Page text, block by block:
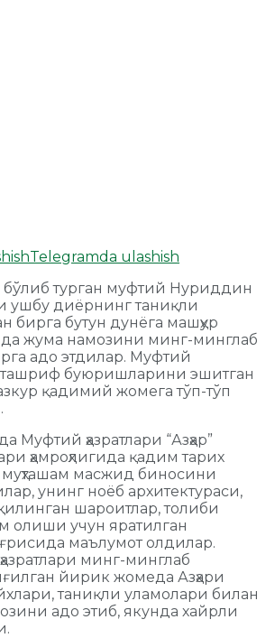
Telegramda ulashish
турган муфтий Нуриддин
ушбу диёрнинг таниқли
бирга бутун дунёга машҳур
жума намозини минг-минглаб
адо этдилар. Муфтий
ташриф буюришларини эшитган
қадимий жомега тўп-тўп
Муфтий ҳазратлари “Азҳар”
ҳамроҳлигида қадим тарих
муҳташам масжид биносини
унинг ноёб архитектураси,
шароитлар, толиби
олиши учун яратилган
маълумот олдилар.
минг-минглаб
йирик жомеда Азҳари
таниқли уламолари билан
адо этиб, якунда хайрли